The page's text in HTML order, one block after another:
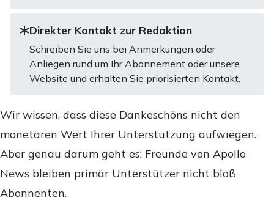
Direkter Kontakt zur Redaktion
Schreiben Sie uns bei Anmerkungen oder
Anliegen rund um Ihr Abonnement oder unsere
Website und erhalten Sie priorisierten Kontakt.
Wir wissen, dass diese Dankeschöns nicht den
monetären Wert Ihrer Unterstützung aufwiegen.
Aber genau darum geht es: Freunde von Apollo
News bleiben primär Unterstützer nicht bloß
Abonnenten.